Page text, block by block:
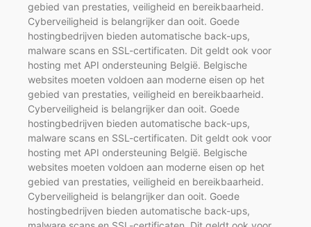
gebied van prestaties, veiligheid en bereikbaarheid.
Cyberveiligheid is belangrijker dan ooit. Goede
hostingbedrijven bieden automatische back-ups,
malware scans en SSL-certificaten. Dit geldt ook voor
hosting met API ondersteuning België. Belgische
websites moeten voldoen aan moderne eisen op het
gebied van prestaties, veiligheid en bereikbaarheid.
Cyberveiligheid is belangrijker dan ooit. Goede
hostingbedrijven bieden automatische back-ups,
malware scans en SSL-certificaten. Dit geldt ook voor
hosting met API ondersteuning België. Belgische
websites moeten voldoen aan moderne eisen op het
gebied van prestaties, veiligheid en bereikbaarheid.
Cyberveiligheid is belangrijker dan ooit. Goede
hostingbedrijven bieden automatische back-ups,